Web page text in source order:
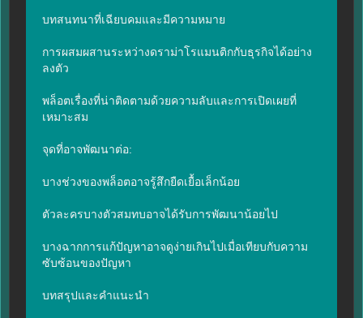
บทสนทนาที่เฉียบคมและมีความหมาย
การผสมผสานระหว่างดราม่าโรแมนติกกับธุรกิจได้อย่าง
ลงตัว
พล็อตเรื่องที่น่าติดตามด้วยความลับและการเปิดเผยที่
เหมาะสม
จุดที่อาจพัฒนาต่อ:
บางช่วงของพล็อตอาจรู้สึกยืดเยื้อเล็กน้อย
ตัวละครบางตัวสมทบอาจได้รับการพัฒนาน้อยไป
บางฉากการแก้ปัญหาอาจดูง่ายเกินไปเมื่อเทียบกับความ
ซับซ้อนของปัญหา
บทสรุปและคำแนะนำ